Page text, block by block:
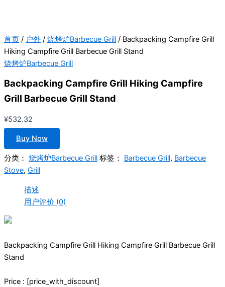
首页 / 户外 / 烧烤炉Barbecue Grill / Backpacking Campfire Grill
Hiking Campfire Grill Barbecue Grill Stand
烧烤炉Barbecue Grill
Backpacking Campfire Grill Hiking Campfire
Grill Barbecue Grill Stand
¥532.32
Buy Now
分类： 烧烤炉Barbecue Grill 标签： Barbecue Grill, Barbecue
Stove, Grill
描述
用户评价 (0)
Backpacking Campfire Grill Hiking Campfire Grill Barbecue Grill
Stand
Price : [price_with_discount]